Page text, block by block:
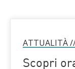
ATTUALITÀ
Scopri